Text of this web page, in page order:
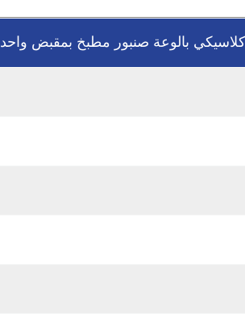
بالوعة صنبور مطبخ بمقبض واحد